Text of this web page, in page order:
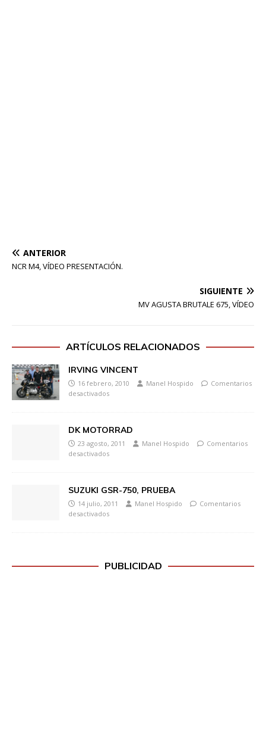
ANTERIOR
NCR M4, VÍDEO PRESENTACIÓN.
SIGUIENTE
MV AGUSTA BRUTALE 675, VÍDEO
ARTÍCULOS RELACIONADOS
IRVING VINCENT
16 febrero, 2010 Manel Hospido
Comentarios
desactivados
DK MOTORRAD
23 agosto, 2011 Manel Hospido
Comentarios
desactivados
SUZUKI GSR-750, PRUEBA
14 julio, 2011 Manel Hospido
Comentarios
desactivados
PUBLICIDAD